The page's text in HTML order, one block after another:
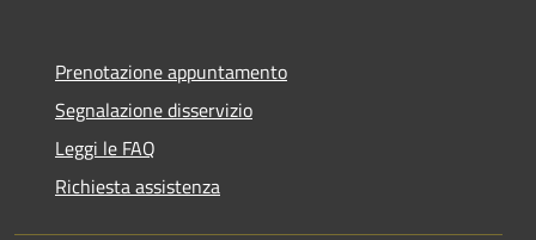
Prenotazione appuntamento
Segnalazione disservizio
Leggi le FAQ
Richiesta assistenza